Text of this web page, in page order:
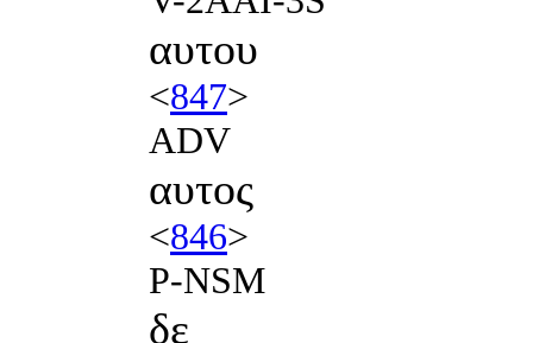
αυτου
<847>
ADV
αυτος
<846>
P-NSM
δε